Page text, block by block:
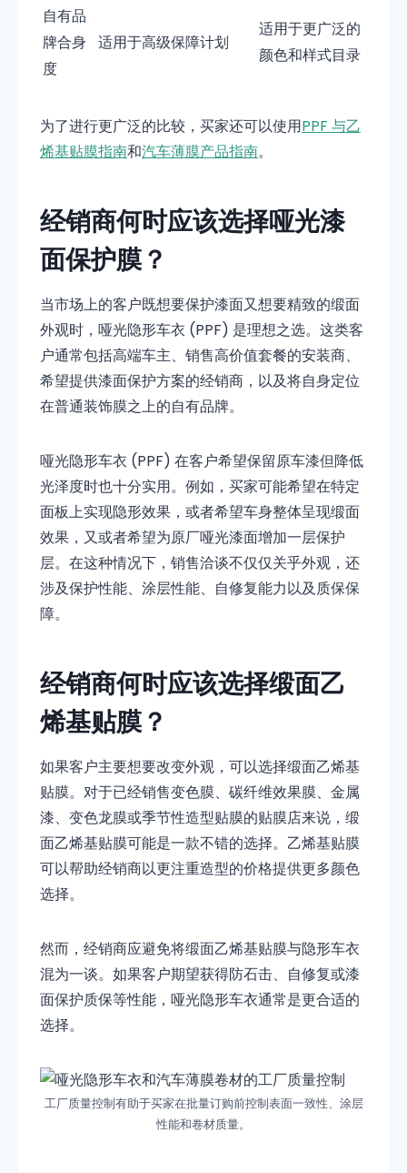
自有品
牌合身
度
适用于高级保障计划
适用于更广泛的
颜色和样式目录
为了进行更广泛的比较，买家还可以使用PPF 与乙
烯基贴膜指南和汽车薄膜产品指南。
经销商何时应该选择哑光漆
面保护膜？
当市场上的客户既想要保护漆面又想要精致的缎面
外观时，哑光隐形车衣 (PPF) 是理想之选。这类客
户通常包括高端车主、销售高价值套餐的安装商、
希望提供漆面保护方案的经销商，以及将自身定位
在普通装饰膜之上的自有品牌。
哑光隐形车衣 (PPF) 在客户希望保留原车漆但降低
光泽度时也十分实用。例如，买家可能希望在特定
面板上实现隐形效果，或者希望车身整体呈现缎面
效果，又或者希望为原厂哑光漆面增加一层保护
层。在这种情况下，销售洽谈不仅仅关乎外观，还
涉及保护性能、涂层性能、自修复能力以及质保保
障。
经销商何时应该选择缎面乙
烯基贴膜？
如果客户主要想要改变外观，可以选择缎面乙烯基
贴膜。对于已经销售变色膜、碳纤维效果膜、金属
漆、变色龙膜或季节性造型贴膜的贴膜店来说，缎
面乙烯基贴膜可能是一款不错的选择。乙烯基贴膜
可以帮助经销商以更注重造型的价格提供更多颜色
选择。
然而，经销商应避免将缎面乙烯基贴膜与隐形车衣
混为一谈。如果客户期望获得防石击、自修复或漆
面保护质保等性能，哑光隐形车衣通常是更合适的
选择。
工厂质量控制有助于买家在批量订购前控制表面一致性、涂层
性能和卷材质量。